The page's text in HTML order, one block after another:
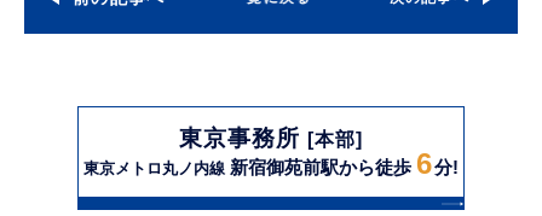
東京事務所 [本部]
東京メトロ丸ノ内線 新宿御苑前駅から徒歩 6分!